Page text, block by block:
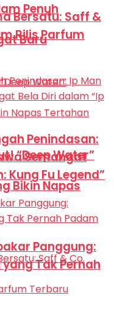
Penuh
Baru
“Deep Water”
Bikin Napas
Bersatu: Saff &
Rilis Parfum
Penindasan:
Semangat
Kung Fu Legend”
Panggung:
Tak Pernah